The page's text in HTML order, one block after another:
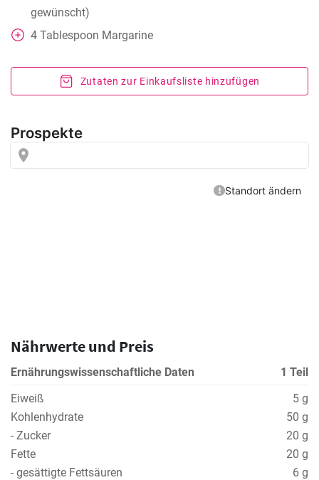
gewünscht)
4 Tablespoon Margarine
Zutaten zur Einkaufsliste hinzufügen
Nährwerte und Preis
Ernährungswissenschaftliche Daten
1 Teil
Eiweiß
5 g
Kohlenhydrate
50 g
- Zucker
20 g
Fette
20 g
- gesättigte Fettsäuren
6 g